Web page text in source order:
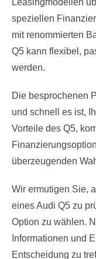
speziellen
mit renommierten
Q5 kann flexibel,
werden.
Die besprochenen
und schnell es ist,
Vorteile des Q5,
überzeugenden
Wir ermutigen Sie,
eines Audi Q5 zu
Option zu wählen.
Informationen und
Entscheidung zu